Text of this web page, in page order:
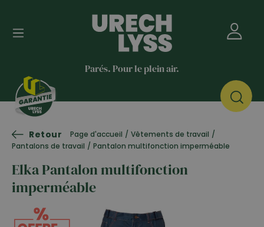
Parés. Pour le plein air.
Retour Page d'accueil / Vêtements de travail /
Pantalons de travail / Pantalon multifonction imperméable
Elka Pantalon multifonction
imperméable